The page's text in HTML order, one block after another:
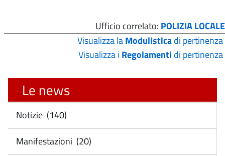
Ufficio correlato: POLIZIA LOCALE
Visualizza laModulisticadi pertinenza
Visualizza i Regolamenti di pertinenza
Le news
Notizie (140)
Manifestazioni (20)